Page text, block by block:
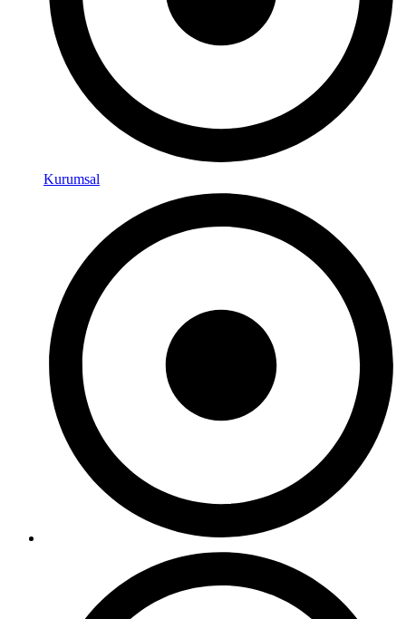
Kurumsal